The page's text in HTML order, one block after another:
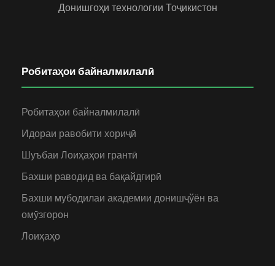
Донишгоҳи технологии Тоҷикистон
Робитаҳои байналмилалӣ
Робитаҳои байналмилалӣ
Идораи равобити хориҷӣ
Шуъбаи Лоиҳаҳои грантӣ
Бахши раводид ва бақайдгирӣ
Бахши мубодилаи академии донишҷўён ва
омӯзгорон
Лоиҳаҳо